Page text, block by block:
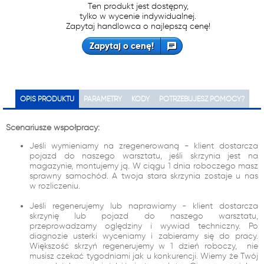
Ten produkt jest dostępny,
tylko w wycenie indywidualnej.
Zapytaj handlowca o najlepszą cenę!
Zapytaj o cenę!
OPIS PRODUKTU PARAMETRY KODY POTRZEBUJESZ POMOCY?
Scenariusze współpracy:
Jeśli wymieniamy na zregenerowaną - klient dostarcza
pojazd do naszego warsztatu, jeśli skrzynia jest na
magazynie, montujemy ją. W ciągu 1 dnia roboczego masz
sprawny samochód. A twoja stara skrzynia zostaje u nas
w rozliczeniu.
Jeśli regenerujemy lub naprawiamy - klient dostarcza
skrzynię lub pojazd do naszego warsztatu,
przeprowadzamy oględziny i wywiad techniczny. Po
diagnozie usterki wyceniamy i zabieramy się do pracy.
Większość skrzyń regenerujemy w 1 dzień roboczy, nie
musisz czekać tygodniami jak u konkurencji. Wiemy że Twój